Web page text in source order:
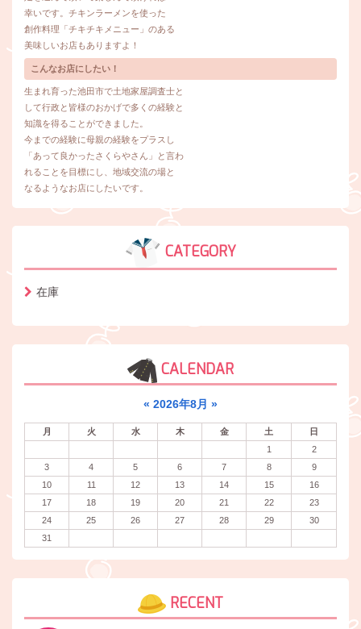
幸いです。チキンラーメンを使った
創作料理「チキチキメニュー」のある
美味しいお店もありますよ！
こんなお店にしたい！
生まれ育った池田市で土地家屋調査士と
して行政と皆様のおかげで多くの経験と
知識を得ることができました。
今までの経験に母親の経験をプラスし
「あって良かったさくらやさん」と言わ
れることを目標にし、地域交流の場と
なるようなお店にしたいです。
CATEGORY
在庫
CALENDAR
« 2026年8月 »
月 火 水 木 金 土
日
1
2
3
4 5 6 7 8
9
10
11 12 13 14 15
16
17
18 19 20 21 22
23
24
25 26 27 28 29
30
31
RECENT